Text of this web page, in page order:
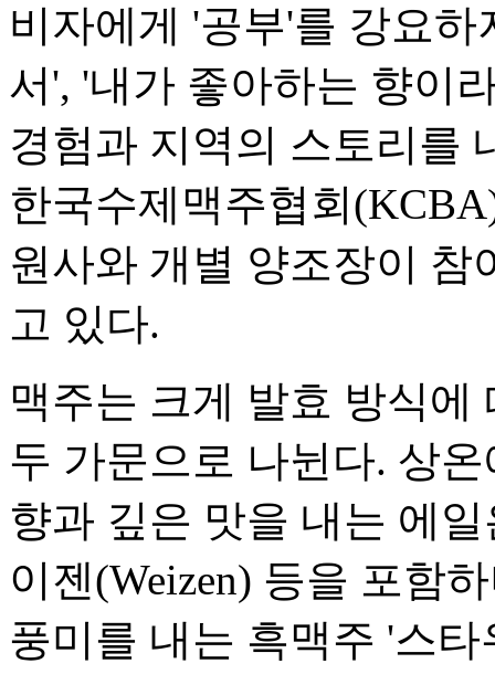
비자에게 '공부'를 강요
서', '내가 좋아하는 향이
경험과 지역의 스토리를
한국수제맥주협회
원사와 개별 양조장이
고 있다.
맥주는 크게 발효 방식에
두 가문으로 나뉜다. 상
향과 깊은 맛을 내는 에
이젠(Weizen) 등을 포함
풍미를 내는 흑맥주 '스